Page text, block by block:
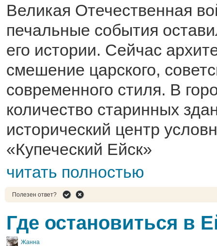
Великая Отечественная
печальные события
его истории. Сейчас
смешение царского,
современного стиля. В
количество старинных
исторический центр
«Купеческий Ейск»
читать полностью
Полезен ответ?
Где остановиться в
Жанна